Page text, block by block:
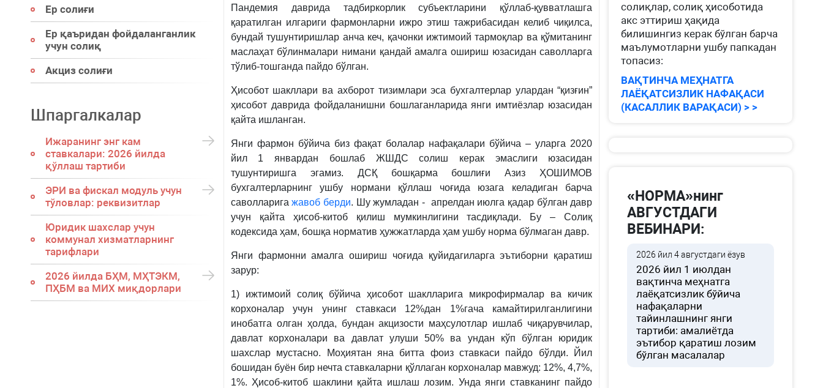
Ер солиғи
Ер қаъридан фойдаланганлик
учун солиқ
Акциз солиғи
Шпаргалкалар
Ижаранинг энг кам
ставкалари: 2026 йилда
қўллаш тартиби
ЭРИ ва фискал модуль учун
тўловлар: реквизитлар
Юридик шахслар учун
коммунал хизматларнинг
тарифлари
2026 йилда БҲМ, МҲТЭКМ,
ПҲБМ ва МИХ миқдорлари
Пандемия даврида тадбиркорлик субъектларини қўллаб-қувватлашга
қаратилган илгариги фармонларни ижро этиш тажрибасидан келиб чиқилса,
бундай тушунтиришлар анча кеч, қачонки ижтимоий тармоқлар ва қўмитанинг
маслаҳат бўлинмалари нимани қандай амалга ошириш юзасидан саволларга
тўлиб-тошганда пайдо бўлган.
Ҳисобот шакллари ва ахборот тизимлари эса бухгалтерлар улардан “қизғин”
ҳисобот даврида фойдаланишни бошлаганларида янги имтиёзлар юзасидан
қайта ишланган.
Янги фармон бўйича биз фақат болалар нафақалари бўйича – уларга 2020
йил 1 январдан бошлаб ЖШДС солиш керак эмаслиги юзасидан
тушунтиришга эгамиз. ДСҚ бошқарма бошлиғи Азиз ҲОШИМОВ
бухгалтерларнинг ушбу нормани қўллаш чоғида юзага келадиган барча
саволларигажавоб берди. Шу жумладан - апрелдан июлга қадар бўлган давр
учун қайта ҳисоб-китоб қилиш мумкинлигини тасдиқлади. Бу – Солиқ
кодексида ҳам, бошқа норматив ҳужжатларда ҳам ушбу норма бўлмаган давр.
Янги фармонни амалга ошириш чоғида қуйидагиларга эътиборни қаратиш
зарур:
1) ижтимоий солиқ бўйича ҳисобот шаклларига микрофирмалар ва кичик
корхоналар учун унинг ставкаси 12%дан 1%гача камайтирилганлигини
инобатга олган ҳолда, бундан акцизости маҳсулотлар ишлаб чиқарувчилар,
давлат корхоналари ва давлат улуши 50% ва ундан кўп бўлган юридик
шахслар мустасно. Моҳиятан яна битта фоиз ставкаси пайдо бўлди. Йил
бошидан буён бир нечта ставкаларни қўллаган корхоналар мавжуд: 12%, 4,7%,
1%. Ҳисоб-китоб шаклини қайта ишлаш лозим. Унда янги ставканинг пайдо
солиқлар, солиқ ҳисоботида
акс эттириш ҳақида
билишингиз керак бўлган барча
маълумотларни ушбу папкадан
топасиз:
ВАҚТИНЧА МЕҲНАТГА
ЛАЁҚАТСИЗЛИК НАФАҚАСИ
(КАСАЛЛИК ВАРАҚАСИ) > >
«НОРМА»нинг
АВГУСТДАГИ
ВЕБИНАРИ:
2026 йил 4 августдаги ёзув
2026 йил 1 июлдан
вақтинча меҳнатга
лаёқатсизлик бўйича
нафақаларни
тайинлашнинг янги
тартиби: амалиётда
эътибор қаратиш лозим
бўлган масалалар